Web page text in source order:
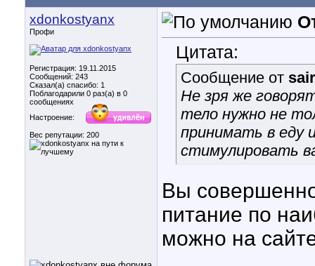
xdonkostyanx
Профи
Регистрация: 19.11.2015
Сообщений: 243
Сказал(а) спасибо: 1
Поблагодарили 0 раз(а) в 0
сообщениях
Настроение:
Вес репутации: 200
Цитата:
Сообщение от
Не зря же
тело нужно не
принимать в еду
стимулировать
Вы
питание по
можно на